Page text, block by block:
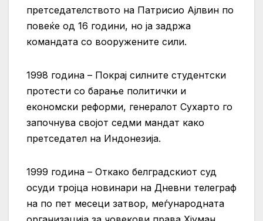
претседателството на Патрисио Ајлвин по
повеќе од 16 години, но ја задржа
командата со вооружените сили.
1998 година – Покрај силните студентски
протести со барање политички и
економски реформи, генералот Сухарто го
започнува својот седми мандат како
претседател на Индонезија.
1999 година – Откако белградскиот суд
осуди тројца новинари на Дневни телеграф
на по пет месеци затвор, меѓународната